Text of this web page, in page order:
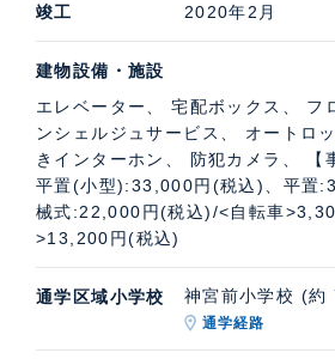
竣工 2020年2月
建物設備・施設
エレベーター、 宅配ボックス、 フ
ンシェルジュサービス、 オートロ
きインターホン、 防犯カメラ、 【
平置(小型):33,000円(税込)、平置
械式:22,000円(税込)/<自転車
>13,200円(税込)
通学区域小学校 神宮前小学校 (約
通学経路